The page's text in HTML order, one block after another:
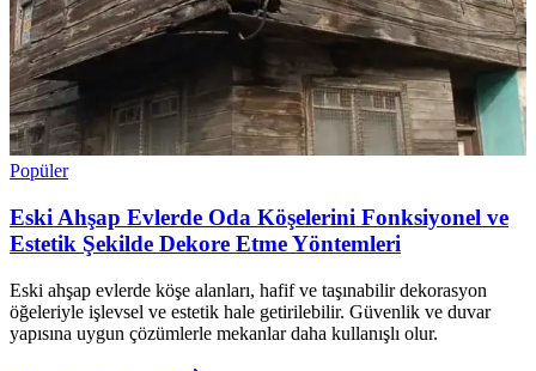
Popüler
Eski Ahşap Evlerde Oda Köşelerini Fonksiyonel ve
Estetik Şekilde Dekore Etme Yöntemleri
Eski ahşap evlerde köşe alanları, hafif ve taşınabilir dekorasyon
öğeleriyle işlevsel ve estetik hale getirilebilir. Güvenlik ve duvar
yapısına uygun çözümlerle mekanlar daha kullanışlı olur.